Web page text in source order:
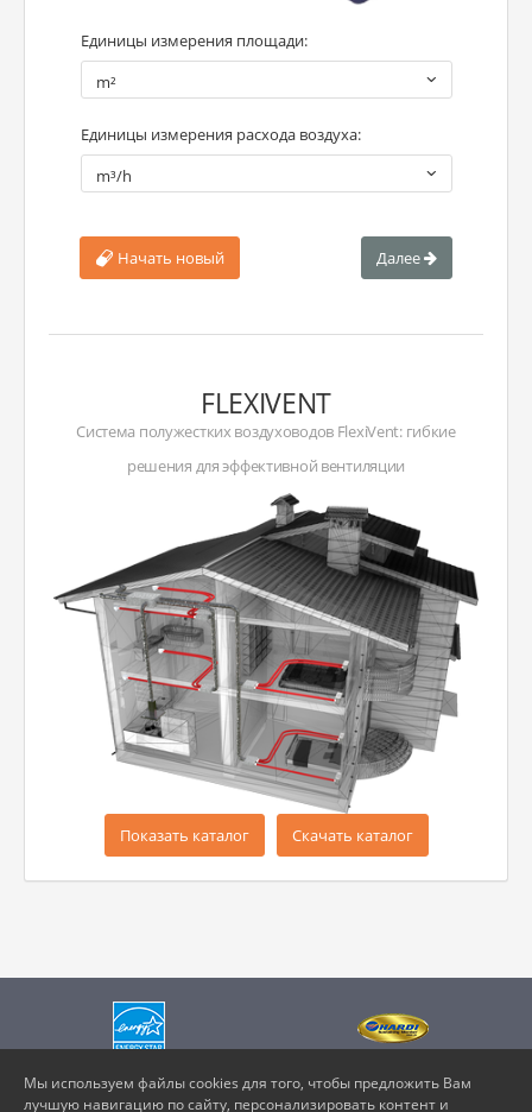
Единицы измерения площади:
m²
Единицы измерения расхода воздуха:
m³/h
Далее
Начать новый
FLEXIVENT
Система полужестких воздуховодов FlexiVent: гибкие
решения для эффективной вентиляции
Показать каталог Скачать каталог
Vents Selector© Все права защищены
Мы используем файлы cookies для того, чтобы предложить Вам
лучшую навигацию по сайту, персонализировать контент и